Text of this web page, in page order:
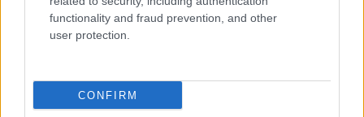
functionality and fraud prevention, and other
user protection.
CONFIRM
Zaradi vremena se današnja
otvoritev Vuzeniških dni seli v
Freestyle navdušuje s poletno